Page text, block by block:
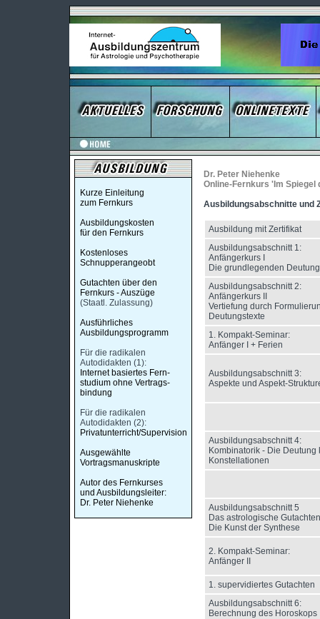
Kurze Einleitung
zum Fernkurs
Ausbildungskosten
für den Fernkurs
Kostenloses
Schnupperangeobt
Gutachten über den
Fernkurs - Auszüge
(Staatl. Zulassung)
Ausführliches
Ausbildungsprogramm
Für die radikalen
Autodidakten (1):
Internet basiertes Fern-
studium ohne Vertrags-
bindung
Für die radikalen
Autodidakten (2):
Privatunterricht/Supervision
Ausgewählte
Vortragsmanuskripte
Autor des Fernkurses
und Ausbildungsleiter:
Dr. Peter Niehenke
Dr. Peter Niehenke
Online-Fernkurs 'Im Spiegel
Ausbildungsabschnitte und
Ausbildung mit Zertifikat
Ausbildungsabschnitt 1:
Anfängerkurs I
Die grundlegenden
Ausbildungsabschnitt 2:
Anfängerkurs II
Vertiefung durch
Deutungstexte
1. Kompakt-Seminar:
Anfänger I + Ferien
Ausbildungsabschnitt 3:
Aspekte und Aspekt-
Ausbildungsabschnitt 4:
Kombinatorik - Die Deutung
Konstellationen
Ausbildungsabschnitt 5
Das astrologische Gutachten
Die Kunst der Synthese
2. Kompakt-Seminar:
Anfänger II
1. supervidiertes Gutachten
Ausbildungsabschnitt 6:
Berechnung des Horoskops